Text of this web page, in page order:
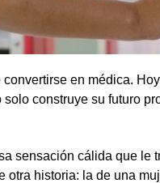
en médica.
construye su futuro
sensación cálida que le
otra historia: la de una